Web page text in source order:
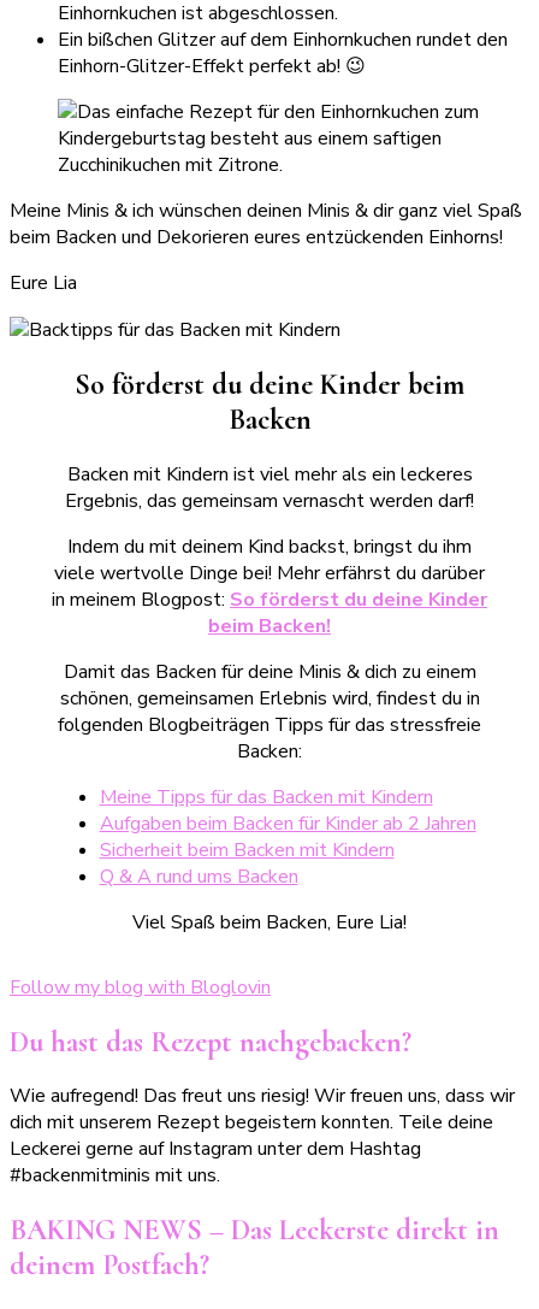
Einhornkuchen ist abgeschlossen.
Ein bißchen Glitzer auf dem Einhornkuchen rundet den
Einhorn-Glitzer-Effekt perfekt ab! 😉
Meine Minis & ich wünschen deinen Minis & dir ganz viel Spaß
beim Backen und Dekorieren eures entzückenden Einhorns!
Eure Lia
So förderst du deine Kinder beim
Backen
Backen mit Kindern ist viel mehr als ein leckeres
Ergebnis, das gemeinsam vernascht werden darf!
Indem du mit deinem Kind backst, bringst du ihm
viele wertvolle Dinge bei! Mehr erfährst du darüber
in meinem Blogpost: So förderst du deine Kinder
beim Backen!
Damit das Backen für deine Minis & dich zu einem
schönen, gemeinsamen Erlebnis wird, findest du in
folgenden Blogbeiträgen Tipps für das stressfreie
Backen:
Meine Tipps für das Backen mit Kindern
Aufgaben beim Backen für Kinder ab 2 Jahren
Sicherheit beim Backen mit Kindern
Q & A rund ums Backen
Viel Spaß beim Backen, Eure Lia!
Follow my blog with Bloglovin
Du hast das Rezept nachgebacken?
Wie aufregend! Das freut uns riesig! Wir freuen uns, dass wir
dich mit unserem Rezept begeistern konnten. Teile deine
Leckerei gerne auf Instagram unter dem Hashtag
#backenmitminis mit uns.
BAKING NEWS – Das Leckerste direkt in
deinem Postfach?